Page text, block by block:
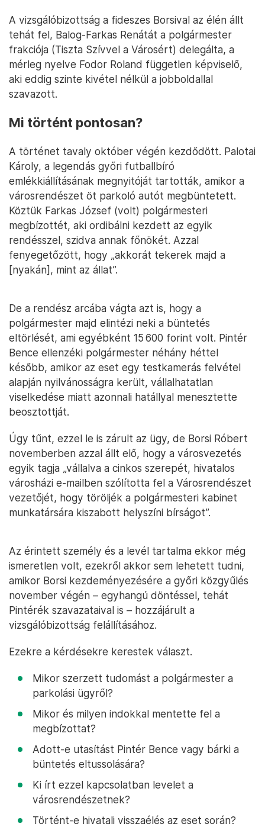
A vizsgálóbizottság a fideszes Borsival az élén állt
tehát fel, Balog-Farkas Renátát a polgármester
frakciója (Tiszta Szívvel a Városért) delegálta, a
mérleg nyelve Fodor Roland független képviselő,
aki eddig szinte kivétel nélkül a jobboldallal
szavazott.
Mi történt pontosan?
A történet tavaly október végén kezdődött. Palotai
Károly, a legendás győri futballbíró
emlékkiállításának megnyitóját tartották, amikor a
városrendészet öt parkoló autót megbüntetett.
Köztük Farkas József (volt) polgármesteri
megbízottét, aki ordibálni kezdett az egyik
rendésszel, szidva annak főnökét. Azzal
fenyegetőzött, hogy „akkorát tekerek majd a
[nyakán], mint az állat”.
De a rendész arcába vágta azt is, hogy a
polgármester majd elintézi neki a büntetés
eltörlését, ami egyébként 15 600 forint volt. Pintér
Bence ellenzéki polgármester néhány héttel
később, amikor az eset egy testkamerás felvétel
alapján nyilvánosságra került, vállalhatatlan
viselkedése miatt azonnali hatállyal menesztette
beosztottját.
Úgy tűnt, ezzel le is zárult az ügy, de Borsi Róbert
novemberben azzal állt elő, hogy a városvezetés
egyik tagja „vállalva a cinkos szerepét, hivatalos
városházi e-mailben szólította fel a Városrendészet
vezetőjét, hogy töröljék a polgármesteri kabinet
munkatársára kiszabott helyszíni bírságot”.
Az érintett személy és a levél tartalma ekkor még
ismeretlen volt, ezekről akkor sem lehetett tudni,
amikor Borsi kezdeményezésére a győri közgyűlés
november végén – egyhangú döntéssel, tehát
Pintérék szavazataival is – hozzájárult a
vizsgálóbizottság felállításához.
Ezekre a kérdésekre kerestek választ.
Mikor szerzett tudomást a polgármester a
parkolási ügyről?
Mikor és milyen indokkal mentette fel a
megbízottat?
Adott-e utasítást Pintér Bence vagy bárki a
büntetés eltussolására?
Ki írt ezzel kapcsolatban levelet a
városrendészetnek?
Történt-e hivatali visszaélés az eset során?